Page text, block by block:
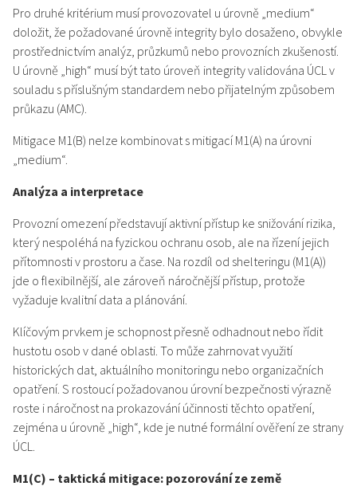
Pro druhé kritérium musí provozovatel u úrovně „medium“
doložit, že požadované úrovně integrity bylo dosaženo, obvykle
prostřednictvím analýz, průzkumů nebo provozních zkušeností.
U úrovně „high“ musí být tato úroveň integrity validována ÚCL v
souladu s příslušným standardem nebo přijatelným způsobem
průkazu (AMC).
Mitigace M1(B) nelze kombinovat s mitigací M1(A) na úrovni
„medium“.
Analýza a interpretace
Provozní omezení představují aktivní přístup ke snižování rizika,
který nespoléhá na fyzickou ochranu osob, ale na řízení jejich
přítomnosti v prostoru a čase. Na rozdíl od shelteringu (M1(A))
jde o flexibilnější, ale zároveň náročnější přístup, protože
vyžaduje kvalitní data a plánování.
Klíčovým prvkem je schopnost přesně odhadnout nebo řídit
hustotu osob v dané oblasti. To může zahrnovat využití
historických dat, aktuálního monitoringu nebo organizačních
opatření. S rostoucí požadovanou úrovní bezpečnosti výrazně
roste i náročnost na prokazování účinnosti těchto opatření,
zejména u úrovně „high“, kde je nutné formální ověření ze strany
ÚCL.
M1(C) – taktická mitigace: pozorování ze země